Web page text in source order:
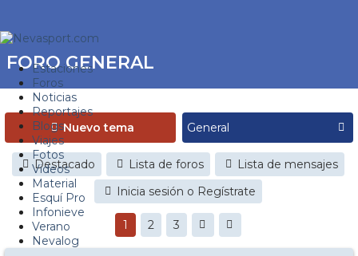
Estaciones
Foros
Noticias
Reportajes
Blogs
Viajes
Fotos
Videos
Material
Esquí Pro
Infonieve
Verano
Nevalog
FORO GENERAL
Nuevo tema
Destacado Lista de foros
Lista de mensajes
Inicia sesión o Regístrate
1 2 3